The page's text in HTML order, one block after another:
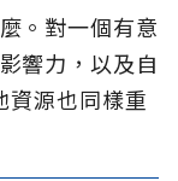
。對一個有意
響力，以及自
資源也同樣重